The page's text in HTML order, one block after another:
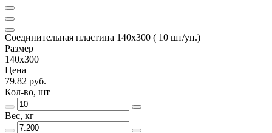
Соединительная пластина 140х300 ( 10 шт/уп.)
Размер
140х300
Цена
79.82 руб.
Кол-во, шт
Вес, кг